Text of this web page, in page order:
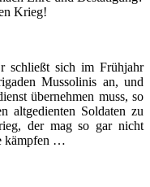
Krieg!
schließt sich im Frühjahr
Mussolinis an, und
übernehmen muss, so
altgedienten Soldaten zu
der mag so gar nicht
kämpfen …